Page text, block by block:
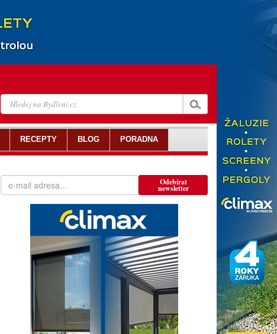
Odebírat
newsletter
RECEPTY BLOG PORADNA